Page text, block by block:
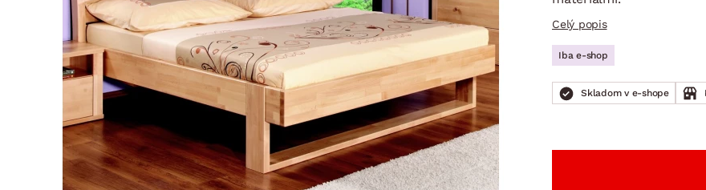
Detská izba
Predsieň, šatník a chodba
Kuchyňa
Kúpeľňa
Záhrada
Domácnosť
BYTOVÝ TEXTIL
Vankúše
Závesy a žalúzie
Zobrazit vše
STOLOVANIE A VARENIE
Jedálenský servis
Príbory
Hrnce
Panvice
Zobrazit vše
DOMÁCE SPOTREBIČE
VEĽKÁ NOC
Kúpeľňové zostavy
Jedálenské zostavy
Záhradné zostavy
Celý popis
Iba e-shop
Skladom v e-shope